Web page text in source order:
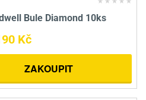
Bule Diamond 10ks
Kč
ZAKOUPIT